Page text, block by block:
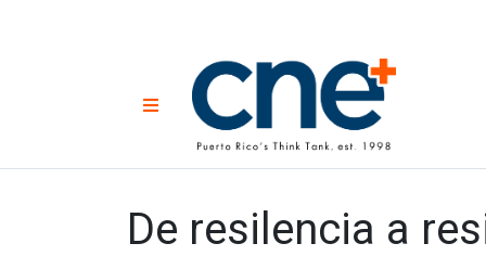
for
De resilencia a